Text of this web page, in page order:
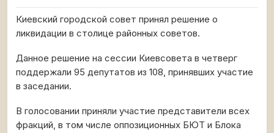
Киевский городской совет принял решение о
ликвидации в столице районных советов.
Данное решение на сессии Киевсовета в четверг
поддержали 95 депутатов из 108, принявших участие
в заседании.
В голосовании приняли участие представители всех
фракций, в том числе оппозиционных БЮТ и Блока